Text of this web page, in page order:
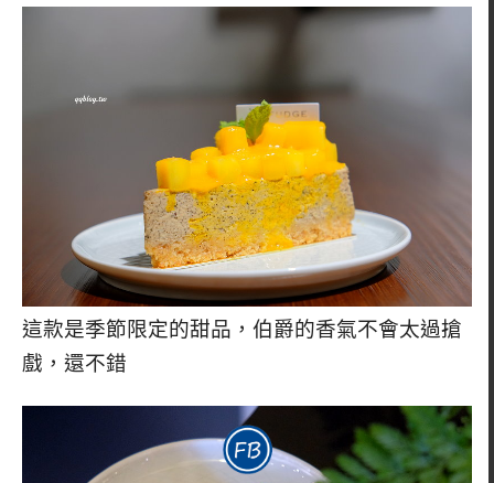
這款是季節限定的甜品，伯爵的香氣不會太過搶
戲，還不錯